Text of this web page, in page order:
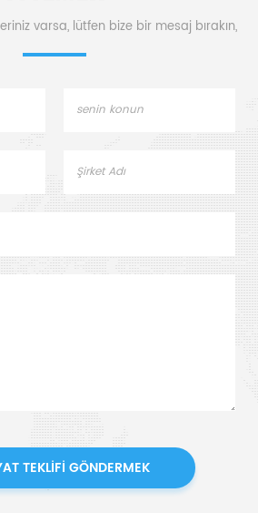
varsa, lütfen bize bir mesaj bırakın,
TEKLIFI GÖNDERMEK